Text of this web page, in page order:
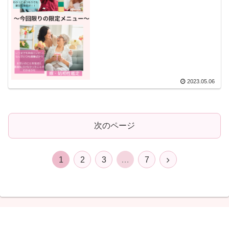
2023.05.06
次のページ
1 2 3 … 7
次